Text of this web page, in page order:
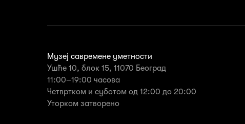
Музеј савремене уметности
Ушће 10, блок 15, 11070 Београд
11:00–19:00 часова
Четвртком и суботом од 12:00 до 20:00
Уторком затворенo